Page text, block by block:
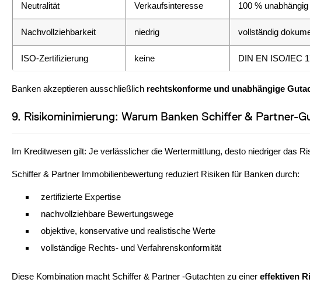
Neutralität Verkaufsinteresse 100 % unabhängig
Nachvollziehbarkeit niedrig vollständig
ISO-Zertifizierung keine DIN EN ISO/IEC
Banken akzeptieren ausschließlich rechtskonforme und unabhängige
9. Risikominimierung: Warum Banken Schiffer & Partner-
Im Kreditwesen gilt: Je verlässlicher die Wertermittlung, desto niedriger das
Schiffer & Partner Immobilienbewertung reduziert Risiken für Banken durch:
zertifizierte Expertise
nachvollziehbare Bewertungswege
objektive, konservative und realistische Werte
vollständige Rechts- und Verfahrenskonformität
Diese Kombination macht Schiffer & Partner -Gutachten zu einer effektiven